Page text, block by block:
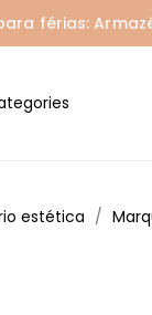
férias:
estética